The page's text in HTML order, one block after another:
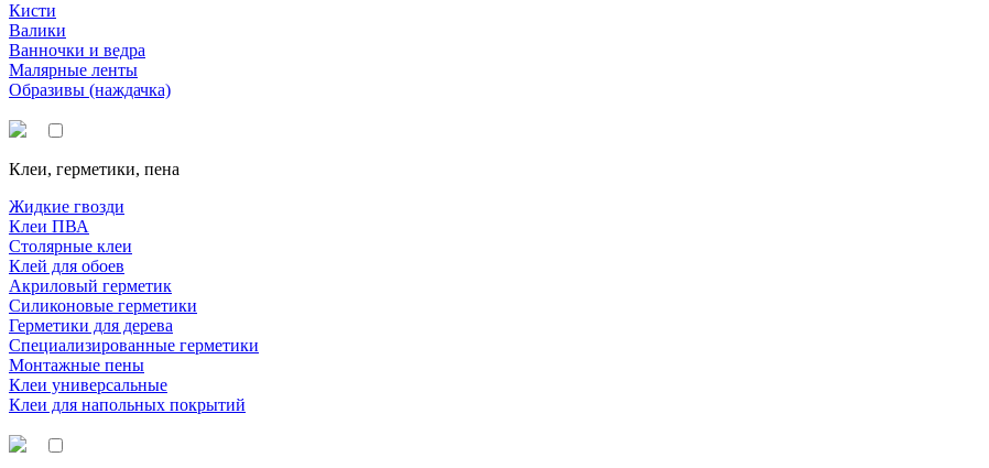
Кисти
Валики
Ванночки и ведра
Малярные ленты
Образивы (наждачка)
Клеи, герметики, пена
Жидкие гвозди
Клеи ПВА
Столярные клеи
Клей для обоев
Акриловый герметик
Силиконовые герметики
Герметики для дерева
Специализированные герметики
Монтажные пены
Клеи универсальные
Клеи для напольных покрытий